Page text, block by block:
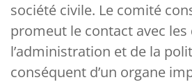
société civile. Le comité
promeut le contact avec les
l’administration et de la
conséquent d’un organe